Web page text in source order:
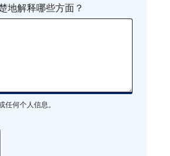
地解释哪些方面？
任何个人信息。